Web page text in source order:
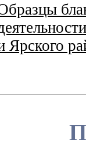
Ярского